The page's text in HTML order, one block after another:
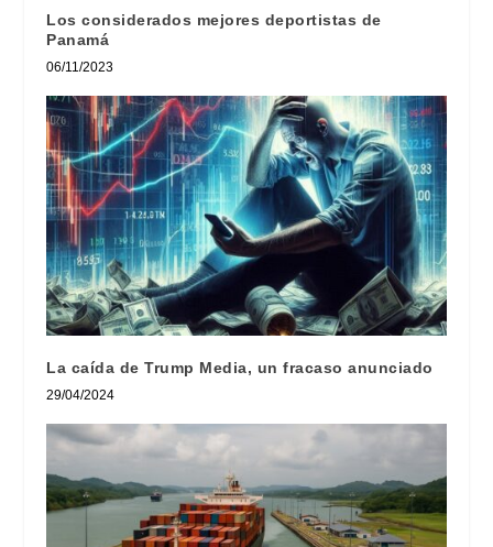
Los considerados mejores deportistas de
Panamá
06/11/2023
La caída de Trump Media, un fracaso anunciado
29/04/2024